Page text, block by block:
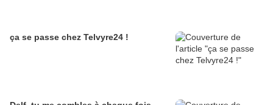
ça se passe chez Telvyre24 !